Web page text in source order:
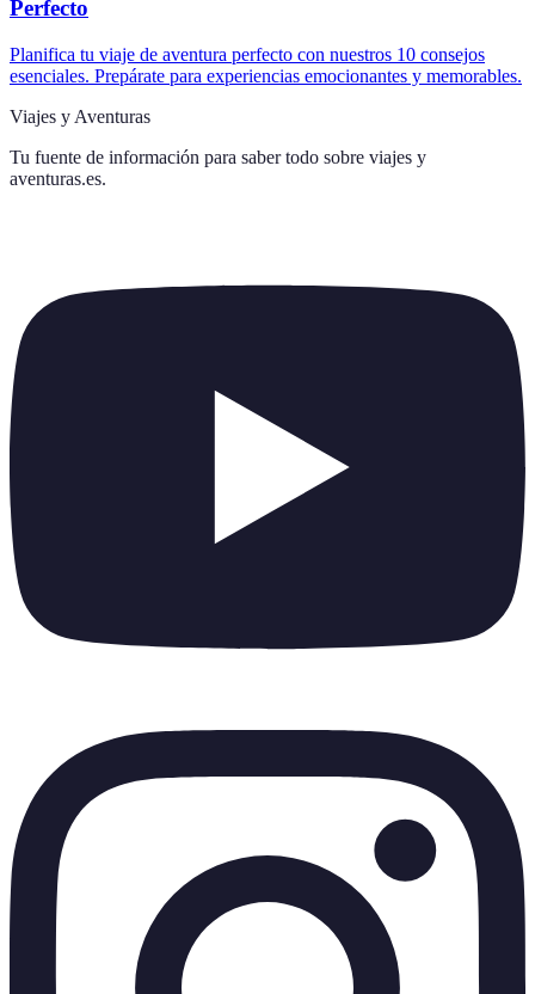
Perfecto
Planifica tu viaje de aventura perfecto con nuestros 10 consejos
esenciales. Prepárate para experiencias emocionantes y memorables.
Viajes y Aventuras
Tu fuente de información para saber todo sobre viajes y
aventuras.es.